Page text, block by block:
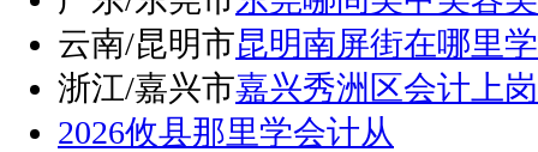
云南/昆明市昆明南屏街在哪里
浙江/嘉兴市嘉兴秀洲区会计上
2026攸县那里学会计从